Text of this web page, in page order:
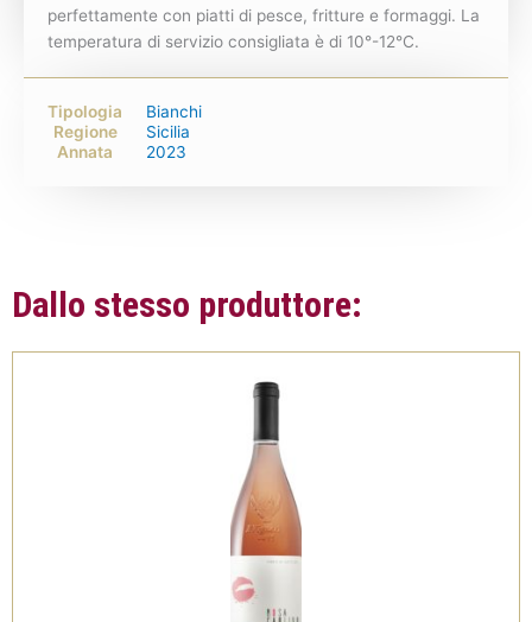
perfettamente con piatti di pesce, fritture e formaggi. La
temperatura di servizio consigliata è di 10°-12°C.
Tipologia
Bianchi
Regione
Sicilia
Annata
2023
Dallo stesso produttore: